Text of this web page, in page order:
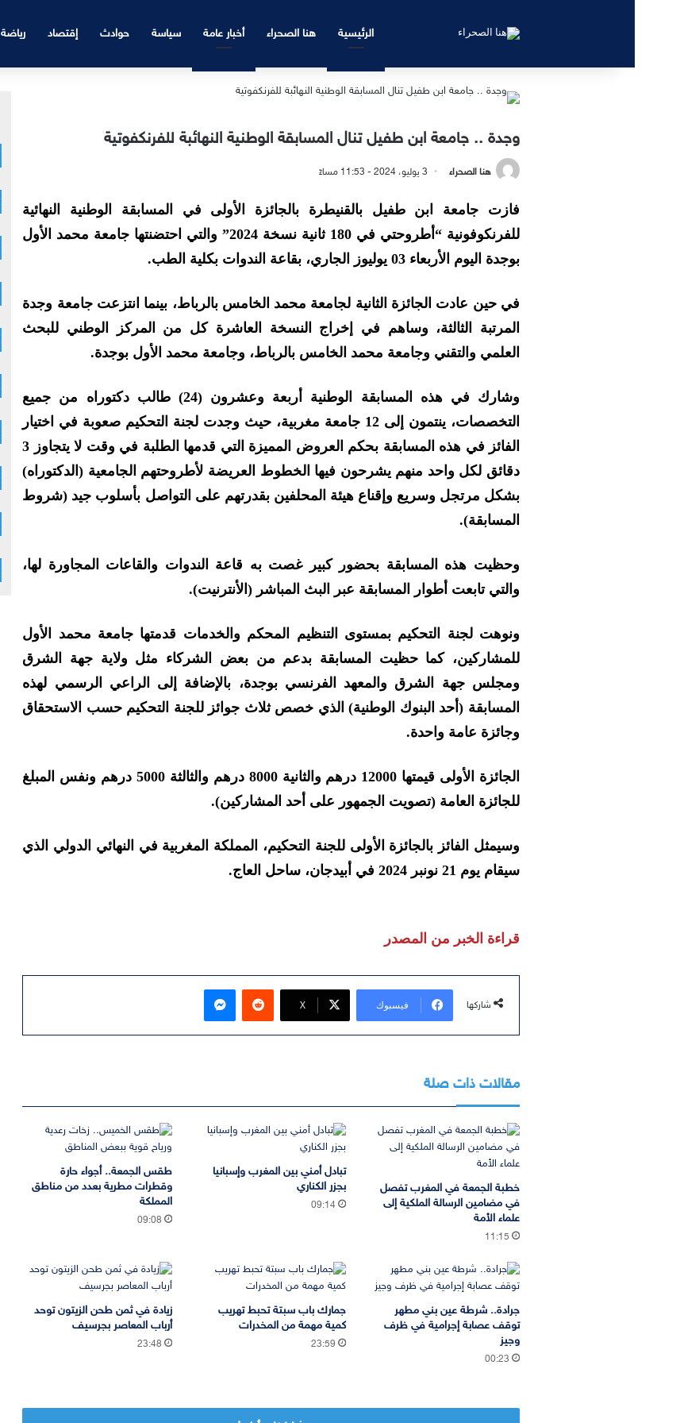
الرئيسية هنا الصحراء أخبار عامة سياسة حوادث إقتصاد رياضة
وجدة .. جامعة ابن طفيل تنال المسابقة الوطنية النهائبة للفرنكفوتية
هنا الصحراء 3 يوليو، 2024 - 11:53 مساءً
فازت جامعة ابن طفيل بالقنيطرة بالجائزة الأولى في المسابقة الوطنية النهائية
للفرنكوفونية “أطروحتي في 180 ثانية نسخة 2024” والتي احتضنتها جامعة محمد الأول
بوجدة اليوم الأربعاء 03 يوليوز الجاري، بقاعة الندوات بكلية الطب.
في حين عادت الجائزة الثانية لجامعة محمد الخامس بالرباط، بينما انتزعت جامعة وجدة
المرتبة الثالثة، وساهم في إخراج النسخة العاشرة كل من المركز الوطني للبحث
العلمي والتقني وجامعة محمد الخامس بالرباط، وجامعة محمد الأول بوجدة.
وشارك في هذه المسابقة الوطنية أربعة وعشرون (24) طالب دكتوراه من جميع
التخصصات، ينتمون إلى 12 جامعة مغربية، حيث وجدت لجنة التحكيم صعوبة في اختيار
الفائز في هذه المسابقة بحكم العروض المميزة التي قدمها الطلبة في وقت لا يتجاوز 3
دقائق لكل واحد منهم يشرحون فيها الخطوط العريضة لأطروحتهم الجامعية (الدكتوراه)
بشكل مرتجل وسريع وإقناع هيئة المحلفين بقدرتهم على التواصل بأسلوب جيد (شروط
المسابقة).
وحظيت هذه المسابقة بحضور كبير غصت به قاعة الندوات والقاعات المجاورة لها،
والتي تابعت أطوار المسابقة عبر البث المباشر (الأنترنيت).
ونوهت لجنة التحكيم بمستوى التنظيم المحكم والخدمات قدمتها جامعة محمد الأول
للمشاركين، كما حظيت المسابقة بدعم من بعض الشركاء مثل ولاية جهة الشرق
ومجلس جهة الشرق والمعهد الفرنسي بوجدة، بالإضافة إلى الراعي الرسمي لهذه
المسابقة (أحد البنوك الوطنية) الذي خصص ثلاث جوائز للجنة التحكيم حسب الاستحقاق
وجائزة عامة واحدة.
الجائزة الأولى قيمتها 12000 درهم والثانية 8000 درهم والثالثة 5000 درهم ونفس المبلغ
للجائزة العامة (تصويت الجمهور على أحد المشاركين).
وسيمثل الفائز بالجائزة الأولى للجنة التحكيم، المملكة المغربية في النهائي الدولي الذي
سيقام يوم 21 نونبر 2024 في أبيدجان، ساحل العاج.
قراءة الخبر من المصدر
شاركها فيسبوك ‫X
ماسنجر
مقالات ذات صلة
خطبة الجمعة في المغرب تفصل
في مضامين الرسالة الملكية إلى
علماء الأمة
11:15
تبادل أمني بين المغرب وإسبانيا
بجزر الكناري
09:14
طقس الجمعة.. أجواء حارة
وقطرات مطرية بعدد من مناطق
المملكة
09:08
جرادة.. شرطة عين بني مطهر
توقف عصابة إجرامية في ظرف
وجيز
00:23
جمارك باب سبتة تحبط تهريب
كمية مهمة من المخدرات
23:59
زيادة في ثمن طحن الزيتون توحد
أرباب المعاصر بجرسيف
23:48